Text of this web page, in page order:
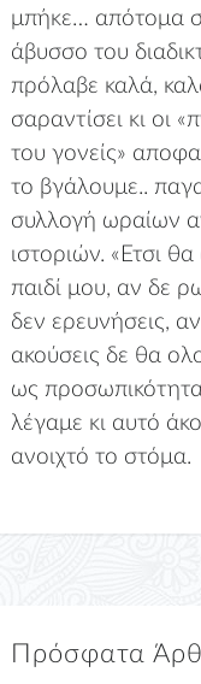
μπήκε… απότομα
άβυσσο του
πρόλαβε καλά,
σαραντίσει κι οι
του γονείς»
το βγάλουμε..
συλλογή ωραίων
ιστοριών. «Ετσι
παιδί μου, αν δε
δεν ερευνήσεις,
ακούσεις δε θα
ως
λέγαμε κι αυτό
ανοιχτό το στόμα.
Πρόσφατα